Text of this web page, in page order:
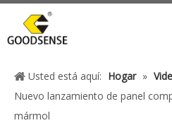
Usted está aquí: Hogar »
Nuevo lanzamiento de panel
mármol